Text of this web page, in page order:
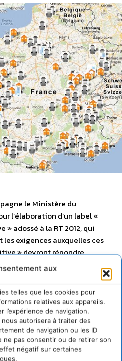
aux
telles que les cookies pour
relatives aux appareils.
l’expérience de navigation.
autorisera à traiter des
de navigation ou les ID
ne pas consentir ou de retirer son
négatif sur certaines
le Ministère du
l’élaboration d’un label «
adossé à la RT 2012, qui
exigences auxquelles ces
» devront répondre.
« basse
en France et 25% des
émanent du secteur du
à 3,4 millions le nombre